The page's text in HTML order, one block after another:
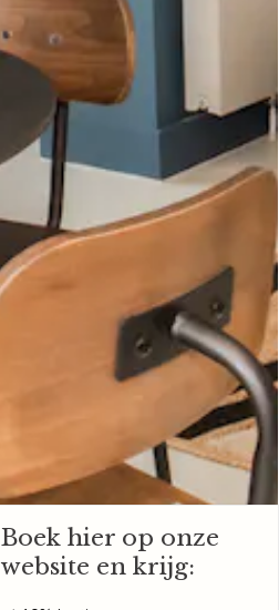
Boek hier op onze
website en krijg: